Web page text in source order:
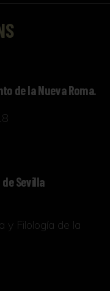
de la Nueva Roma.
Sevilla
y Filología de la